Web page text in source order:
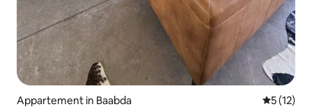
Appartement in Baabda
5 (12)